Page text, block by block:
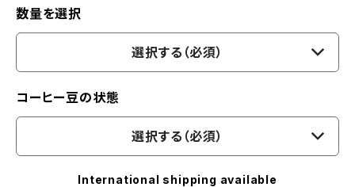
数量を選択
選択する（必須）
コーヒー豆の状態
選択する（必須）
International shipping available